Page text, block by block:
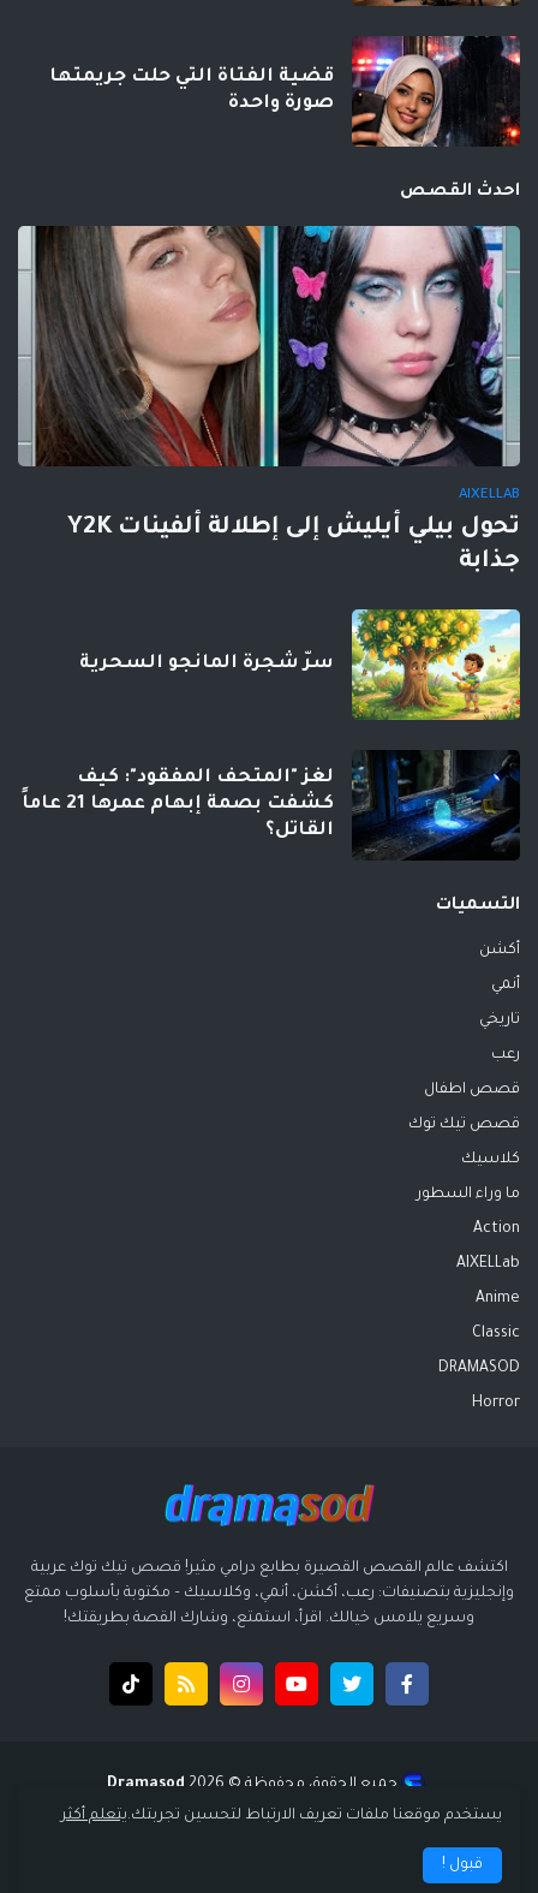
قضية الفتاة التي حلت جريمتها
صورة واحدة
احدث القصص
AIXELLAB
تحول بيلي أيليش إلى إطلالة ألفينات Y2K
جذابة
سرّ شجرة المانجو السحرية
لغز "المتحف المفقود": كيف
كشفت بصمة إبهام عمرها 21 عاماً
القاتل؟
التسميات
أكشن
أنمي
تاريخي
رعب
قصص اطفال
قصص تيك توك
كلاسيك
ما وراء السطور
Action
AIXELLab
Anime
Classic
DRAMASOD
Horror
اكتشف عالم القصص القصيرة بطابع درامي مثير! قصص تيك توك عربية
وإنجليزية بتصنيفات: رعب، أكشن، أنمي، وكلاسيك – مكتوبة بأسلوب ممتع
وسريع يلامس خيالك. اقرأ، استمتع، وشارك القصة بطريقتك!
جميع الحقوق محفوظة ©️ 2026
Dramasod
قالب بواسطةقالب سوبر ميجا - supermega | تصميم انتشار ديجيتال
الرئيسية
يستخدم موقعنا ملفات تعريف الارتباط لتحسين تجربتك.يتعلم أكثر
قبول !